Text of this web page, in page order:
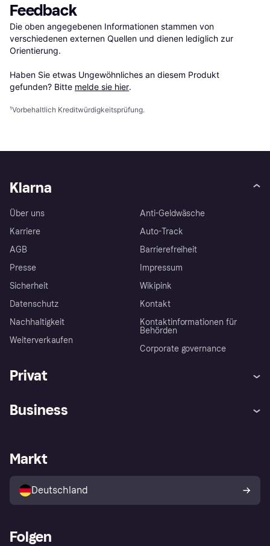
Feedback
Die oben angegebenen Informationen stammen von
verschiedenen externen Quellen und dienen lediglich zur
Orientierung.
Haben Sie etwas Ungewöhnliches an diesem Produkt
gefunden? Bitte melde sie hier.
¹Vorbehaltlich Kreditwürdigkeitsprüfung.
Klarna
Über uns
Karriere
AGB
Presse
Sicherheit
Datenschutz
Nachhaltigkeit
Weiterverkaufen
Anti-Geldwäsche
Auto-Track
Barrierefreiheit
Impressum
Wikipink
Kontakt
Kontaktinformationen für
Behörden
Corporate governance
Privat
Klarna App
Shops entdecken
Käuferschutzrichtlinie
Dein Widerrufsrecht
Business
Händlerportal
Markt
Deutschland
Folgen